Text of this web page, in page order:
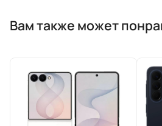
Вам также может